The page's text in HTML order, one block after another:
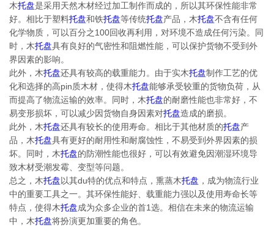
木托盘是采用天然木材经过加工制作而成的，所以其环保性能非常
好。相比于塑料托盘和铁托盘等传统托盘产品，木托盘不含有任何
化学物质，可以百分之100回收再利用，对环境不造成任何污染。同
时，木托盘具有良好的气密性和阻燃性能，可以保护货物不受到外
界因素的影响。
此外，木托盘还具有较高的载重能力。由于实木托盘制作工艺的优
化和选择的高pin质木材，使得木托盘能够承受较重的货物负荷，从
而提高了物流运输的效率。同时，木托盘的耐磨性能也非常好，不
易变形损坏，可以减少因货物自身因素对托盘造成的磨损。
此外，木托盘还具有较长的使用寿命。相比于其他材质的托盘产
品，木托盘具有更好的耐用性和耐腐蚀性，不易受到外界因素的损
坏。同时，木托盘的防潮性能也很好，可以有效避免因潮湿环境导
致木材受潮发霉、变型等问题。
总之，木托盘以其du特的优点和特点，熏蒸木托盘 ，成为物流行业
中的重要工具之一。其环保性能好、载重能力强以及使用寿命长等
特点，使得木托盘成为众多企业的首1选。相信在未来的物流运输
中，木托盘将扮演更加重要的角色。